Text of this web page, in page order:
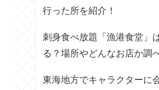
行った所を紹介！
刺身食べ放題「漁港食堂」
る？場所やどんなお店か調
東海地方でキャラクターに